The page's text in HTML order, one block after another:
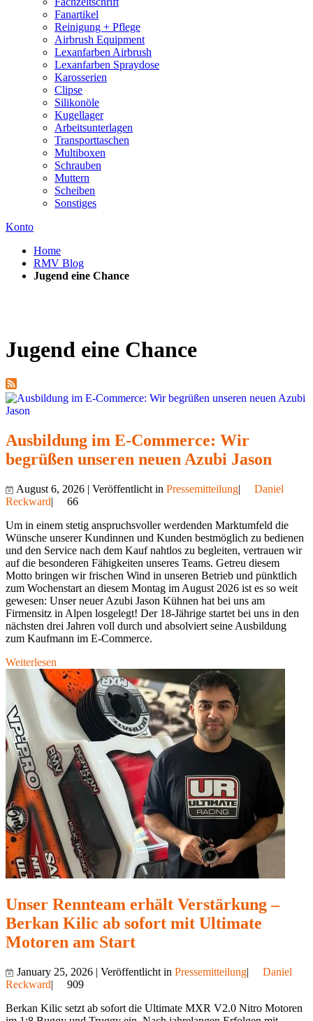
Fanartikel
Reinigung + Pflege
Airbrush Equipment
Lexanfarben Airbrush
Lexanfarben Spraydose
Karosserien
Clipse
Silikonöle
Kugellager
Arbeitsunterlagen
Transporttaschen
Multiboxen
Schrauben
Muttern
Scheiben
Sonstiges
Konto
Home
RMV Blog
Jugend eine Chance
Jugend eine Chance
Ausbildung im E-Commerce: Wir
begrüßen unseren neuen Azubi Jason
August 6, 2026 | Veröffentlicht in Pressemitteilung|
Daniel
Reckward|
66
Um in einem stetig anspruchsvoller werdenden Marktumfeld die
Wünsche unserer Kundinnen und Kunden bestmöglich zu bedienen
und den Service nach dem Kauf nahtlos zu begleiten, vertrauen wir
auf die besonderen Fähigkeiten unseres Teams. Getreu diesem
Motto bringen wir frischen Wind in unseren Betrieb und pünktlich
zum Wochenstart an diesem Montag im August 2026 ist es so weit
gewesen: Unser neuer Azubi Jason Kühnen hat bei uns am
Firmensitz in Alpen losgelegt! Der 18-Jährige startet bei uns in den
nächsten drei Jahren voll durch und absolviert seine Ausbildung
zum Kaufmann im E-Commerce.
Weiterlesen
Unser Rennteam erhält Verstärkung –
Berkan Kilic ab sofort mit Ultimate
Motoren am Start
January 25, 2026 | Veröffentlicht in Pressemitteilung|
Daniel
Reckward|
909
Berkan Kilic setzt ab sofort die Ultimate MXR V2.0 Nitro Motoren